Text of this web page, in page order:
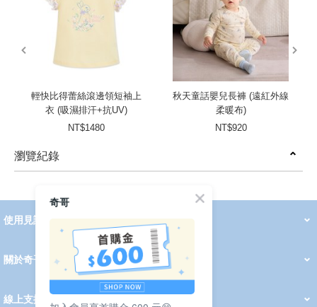
輕快比得蕾絲滾邊領短袖上
衣 (吸濕排汗+抗UV)
NT$1480
秋天童話嬰兒長褲 (遠紅外線
柔暖布)
NT$920
next
瀏覽紀錄
prev
next
使用見證 線上DM
2026 PADDINGTON 春夏服飾
2026 Peter Rabbit 春夏服飾
2026 CHIC BASICS春夏服飾
2026 Chic“a”Bon 派對禮服系列
2026 Chic“a”Bon 春夏服飾
媽咪購物指南
關於奇哥
奇哥的故事
育兒資訊站
會員中心
會員權益說明
我的帳戶
訂單查詢
紅利點數
修改會員資料
活動報名
線上支援
奇哥